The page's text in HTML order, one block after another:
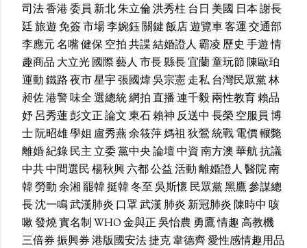
司法香港委員 新北朱立倫洪秀柱 台日 美國 日本謝長
廷旅遊 免簽市場李婉鈺關鍵飯店遊覽車客運交通部
李應元名嘴健保空拍共諜結婚證人 霸凌 歷史 手遊情
趣商品 大立光國際藝人 市長縣長宜蘭童玩節陳歐珀
運動鐵路夜市星宇張國煒吳宗憲走私台灣民眾黨林
昶佐港警味全選總統網拍直播連千毅兩性教育賴品
妤呂秀蓮彭文正論文東石賴神 反送中 長榮空服員 博
士阮昭雄學姐 盧秀燕余筱萍媽祖 狄鶯統戰電價輾斃
離婚紀錄民主 立委黨中央論壇中資南方澳華航抗議
中共中間選民楊秋興六都公益活動離婚證人 醫院南
韓勞動余湘罷韓挺韓冬至吳斯懷 民眾黨黑鷹參謀總
長沈一鳴武漢肺炎 口罩武漢 肺炎 新冠肺炎陳時中 咳
嗽發燒實名制WHO金與正吳怡農 勇鷹情趣高教機
三倍券振興券港版國安法捷克韋德齊愛性感情趣用品